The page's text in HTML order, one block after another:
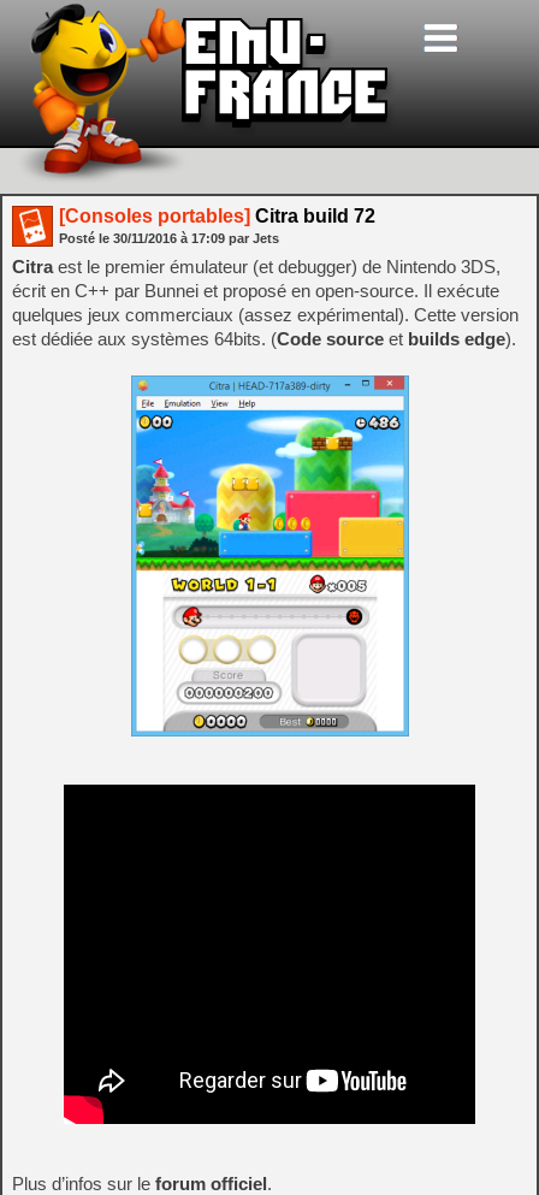
[Consoles portables] Citra build 72
Posté le 30/11/2016 à 17:09 par Jets
Citraest le premier émulateur (et debugger) de Nintendo 3DS,
écrit en C++ par Bunnei et proposé en open-source. Il exécute
quelques jeux commerciaux (assez expérimental). Cette version
est dédiée aux systèmes 64bits. (Code source et builds edge).
Plus d’infos sur le forum officiel.